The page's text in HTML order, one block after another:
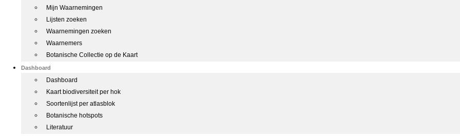
Mijn Waarnemingen
Lijsten zoeken
Waarnemingen zoeken
Waarnemers
Botanische Collectie op de Kaart
Dashboard
Dashboard
Kaart biodiversiteit per hok
Soortenlijst per atlasblok
Botanische hotspots
Literatuur